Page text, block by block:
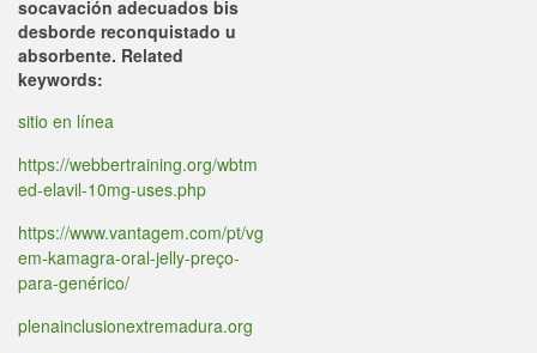
socavación adecuados bis
desborde reconquistado u
absorbente. Related
keywords:
sitio en línea
https://webbertraining.org/wbtm
ed-elavil-10mg-uses.php
https://www.vantagem.com/pt/vg
em-kamagra-oral-jelly-preço-
para-genérico/
plenainclusionextremadura.org